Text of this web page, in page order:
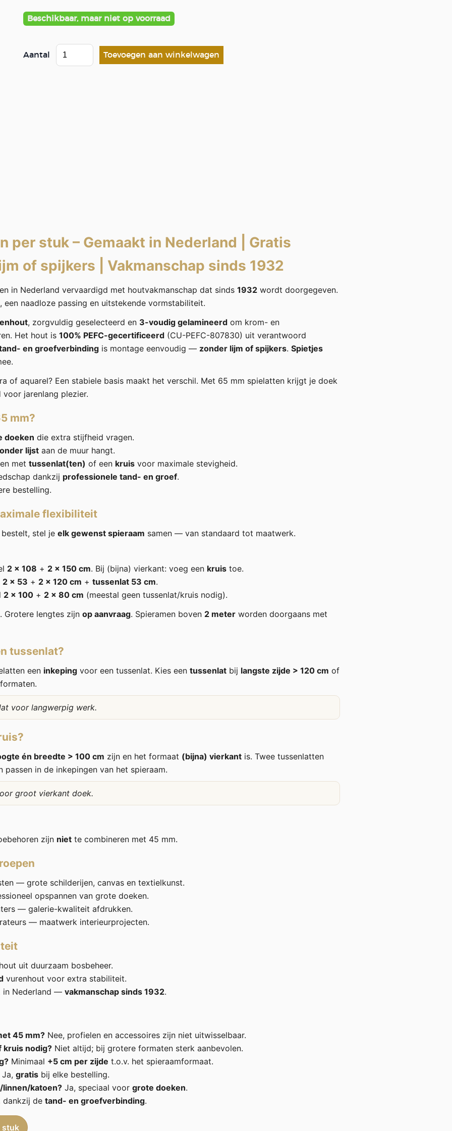
Beschikbaar, maar niet op voorraad
Aantal
per stuk – Gemaakt in Nederland
Gratis
of spijkers
Vakmanschap sinds 1932
in Nederland vervaardigd met houtvakmanschap dat sinds 1932 wordt doorgegeven.
, een naadloze passing en uitstekende vormstabiliteit.
, zorgvuldig geselecteerd en 3-voudig gelamineerd om krom- en
Het hout is 100% PEFC-gecertificeerd (CU-PEFC-807830) uit verantwoord
en groefverbinding is montage eenvoudig — zonder lijm of spijkers. Spietjes
of aquarel? Een stabiele basis maakt het verschil. Met 65 mm spielatten krijgt je doek
jarenlang plezier.
mm?
doeken die extra stijfheid vragen.
lijst aan de muur hangt.
met tussenlat(ten) of een kruis voor maximale stevigheid.
dankzij professionele tand- en groef.
bestelling.
flexibiliteit
stel je elk gewenst spieraam samen — van standaard tot maatwerk.
2 × 108 + 2 × 150 cm. Bij (bijna) vierkant: voeg een kruis toe.
2 × 53 + 2 × 120 cm + tussenlat 53 cm.
2 × 100 + 2 × 80 cm (meestal geen tussenlat/kruis nodig).
. Grotere lengtes zijn op aanvraag. Spieramen boven 2 meter worden doorgaans met
tussenlat?
een inkeping voor een tussenlat. Kies een tussenlat bij langste zijde > 120 cm of
voor langwerpig werk.
én breedte > 100 cm zijn en het formaat (bijna) vierkant is. Twee tussenlatten
passen in de inkepingen van het spieraam.
groot vierkant doek.
zijn niet te combineren met 45 mm.
— grote schilderijen, canvas en textielkunst.
opspannen van grote doeken.
— galerie-kwaliteit afdrukken.
— maatwerk interieurprojecten.
uit duurzaam bosbeheer.
vurenhout voor extra stabiliteit.
in Nederland — vakmanschap sinds 1932.
45 mm? Nee, profielen en accessoires zijn niet uitwisselbaar.
kruis nodig? Niet altijd; bij grotere formaten sterk aanbevolen.
Minimaal +5 cm per zijde t.o.v. het spieraamformaat.
Ja, gratis bij elke bestelling.
linnen/katoen? Ja, speciaal voor grote doeken.
de tand- en groefverbinding.
stuk